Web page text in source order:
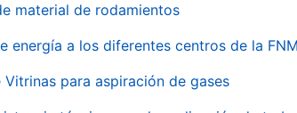
material de rodamientos
energía a los diferentes centros de la
Vitrinas para aspiración de gases